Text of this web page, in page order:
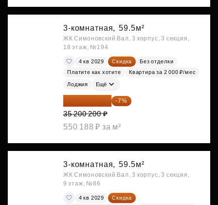
3-комнатная, 59.5м²
ЖК Симоновский Вал, 3 корпус, 3 секция,
18 этаж, №194
4 кв 2029 Скидка
Без отделки
Платите как хотите
Квартира за 2 000 ₽/мес
Лоджия Ещё
32 736 186 ₽ -7%
35 200 200 ₽
550 188 ₽ за м²
3-комнатная, 59.5м²
ЖК Симоновский Вал, 3 корпус, 3 секция,
9 этаж, №86
4 кв 2029
Скидка